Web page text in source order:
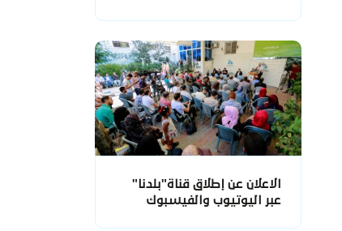
الاعلان عن إطلاق قناة"بلدنا"
عبر اليوتيوب والفيسبوك